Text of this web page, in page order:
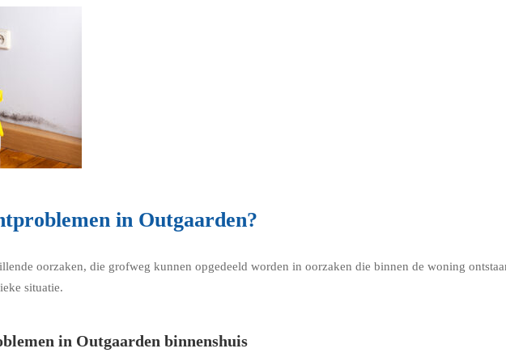
in Outgaarden?
oorzaken, die grofweg kunnen opgedeeld worden in oorzaken die binnen de woning
situatie.
in Outgaarden binnenshuis